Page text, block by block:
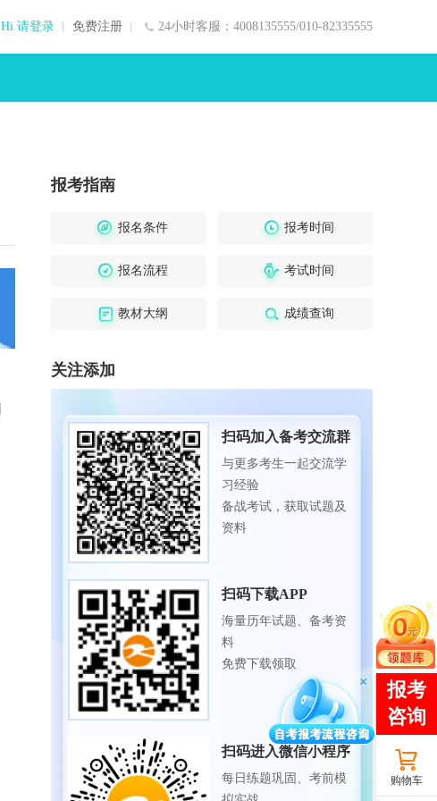
24小时客服：4008135555/010-82335555
Hi 请登录 免费注册
报考指南
报名条件 报考时间
报名流程 考试时间
教材大纲 成绩查询
关注添加
扫码加入备考交流群
与更多考生一起交流学
习经验
备战考试，获取试题及
资料
扫码下载APP
海量历年试题、备考资
料
免费下载领取
扫码进入微信小程序
每日练题巩固、考前模
购物车